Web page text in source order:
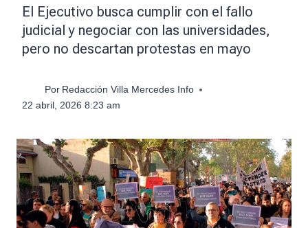
El Ejecutivo busca cumplir con el fallo
judicial y negociar con las universidades,
pero no descartan protestas en mayo
Por Redacción Villa Mercedes Info
22 abril, 2026 8:23 am